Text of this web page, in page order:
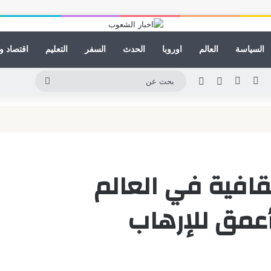
السياسة العالم اوروبا الحدث السفر التعليم اقتصاد
لينكدإنيوتيوب انستقراممقال عشوائي
الوضع المظلم
في العالم
للإرهاب